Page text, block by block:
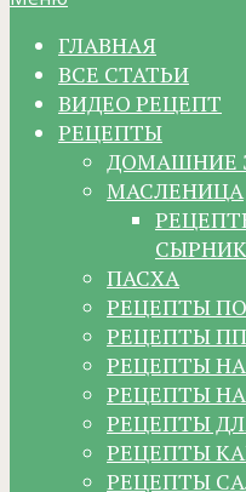
ГЛАВНАЯ
ВСЕ СТАТЬИ
ВИДЕО РЕЦЕПТ
РЕЦЕПТЫ
ДОМАШНИЕ
МАСЛЕНИЦА
ПАСХА
РЕЦЕПТЫ
РЕЦЕПТЫ ПП
РЕЦЕПТЫ
РЕЦЕПТЫ
РЕЦЕПТЫ
РЕЦЕПТЫ
РЕЦЕПТЫ